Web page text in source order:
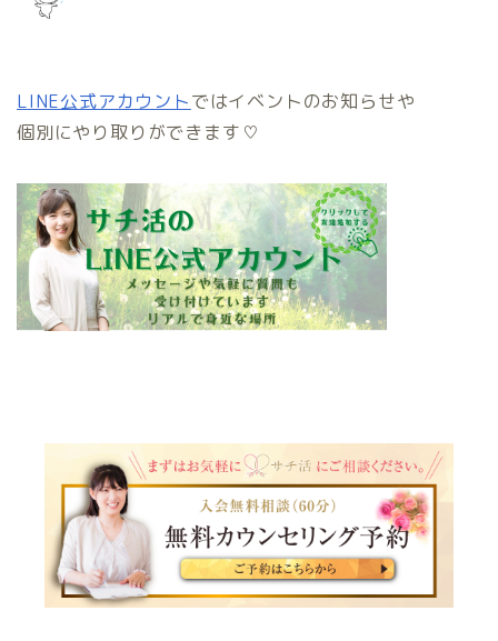
LINE公式アカウントではイベントのお知らせや
個別にやり取りができます♡